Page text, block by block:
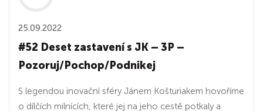
25.09.2022
#52 Deset zastavení s JK – 3P –
Pozoruj/Pochop/Podnikej
S legendou inovační sféry Jánem Košturiakem hovoříme
o dílčích milnících, které jej na jeho cestě potkaly a